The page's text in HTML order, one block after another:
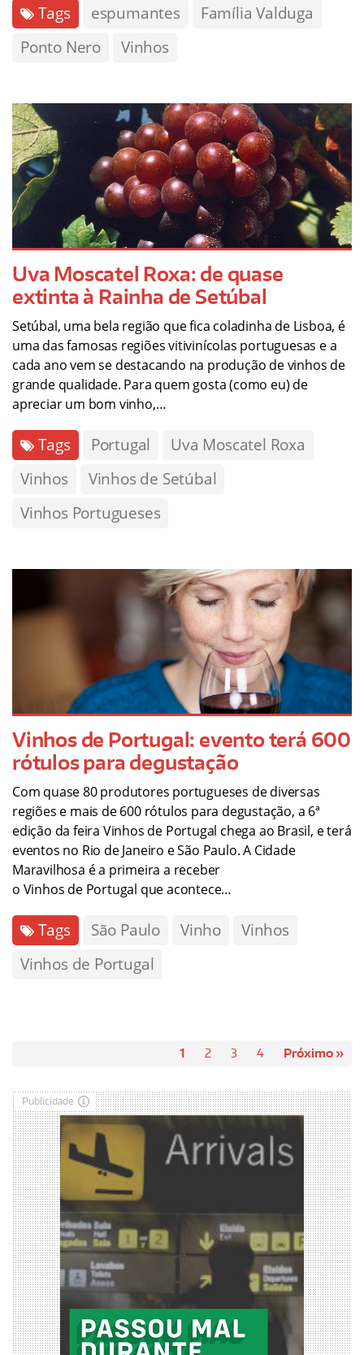
Tags espumantes
Família Valduga
Ponto Nero
Vinhos
Uva Moscatel Roxa: de quase
extinta à Rainha de Setúbal
Setúbal, uma bela região que fica coladinha de Lisboa, é
uma das famosas regiões vitivinícolas portuguesas e a
cada ano vem se destacando na produção de vinhos de
grande qualidade. Para quem gosta (como eu) de
apreciar um bom vinho,…
Tags Portugal
Uva Moscatel Roxa
Vinhos
Vinhos de Setúbal
Vinhos Portugueses
Vinhos de Portugal: evento terá 600
rótulos para degustação
Com quase 80 produtores portugueses de diversas
regiões e mais de 600 rótulos para degustação, a 6ª
edição da feira Vinhos de Portugal chega ao Brasil, e terá
eventos no Rio de Janeiro e São Paulo. A Cidade
Maravilhosa é a primeira a receber
o Vinhos de Portugal que acontece…
Tags São Paulo Vinho
Vinhos
Vinhos de Portugal
1 2 3 4 Próximo »
Publicidade